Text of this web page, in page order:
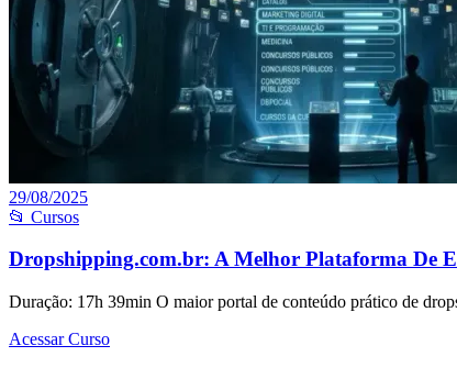
29/08/2025
📂 Cursos
Dropshipping.com.br: A Melhor Plataforma De
Duração: 17h 39min O maior portal de conteúdo prático de
Acessar Curso